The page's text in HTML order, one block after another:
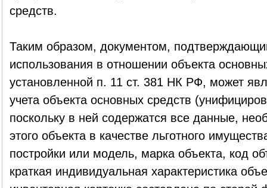
средств.
Таким образом, документом,
использования в отношении объекта
установленной п. 11 ст. 381 НК РФ, может
учета объекта основных средств
поскольку в ней содержатся все данные,
этого объекта в качестве льготного
постройки или модель, марка объекта, код
краткая индивидуальная характеристика